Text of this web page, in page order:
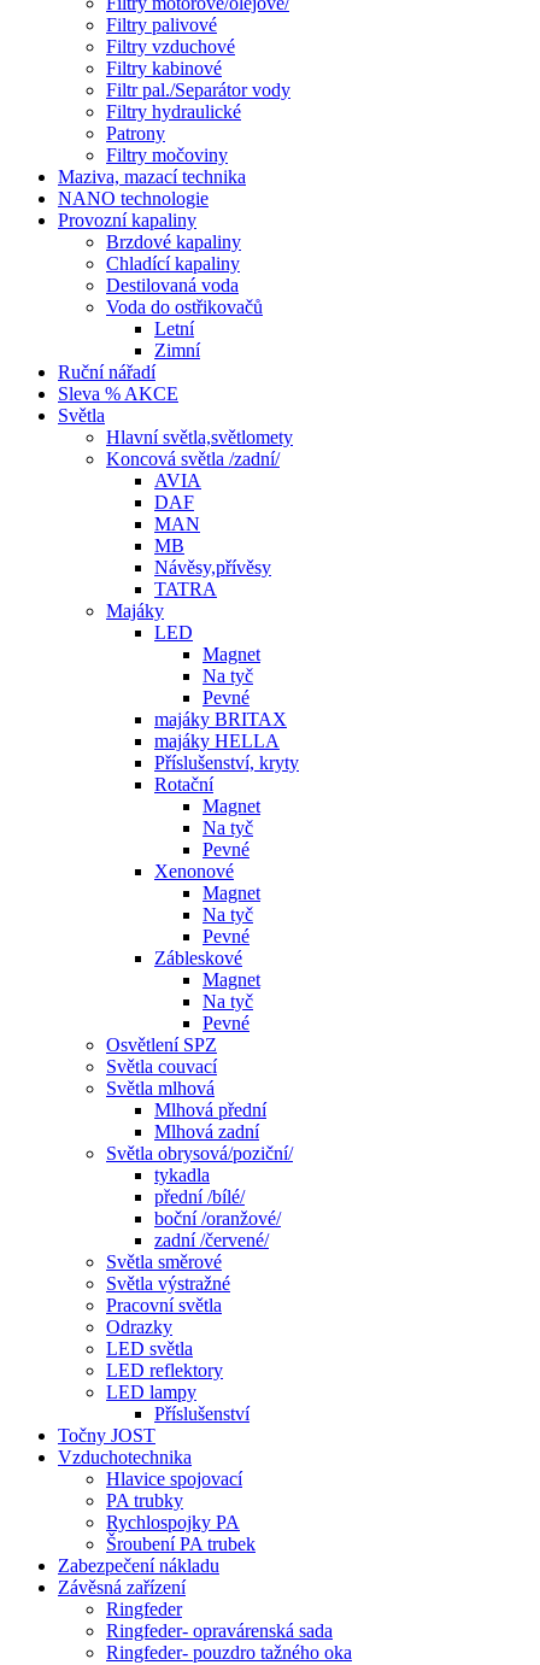
Filtry palivové
Filtry vzduchové
Filtry kabinové
Filtr pal./Separátor vody
Filtry hydraulické
Patrony
Filtry močoviny
Maziva, mazací technika
NANO technologie
Provozní kapaliny
Brzdové kapaliny
Chladící kapaliny
Destilovaná voda
Voda do ostřikovačů
Letní
Zimní
Ruční nářadí
Sleva % AKCE
Světla
Hlavní světla,světlomety
Koncová světla /zadní/
AVIA
DAF
MAN
MB
Návěsy,přívěsy
TATRA
Majáky
LED
Magnet
Na tyč
Pevné
majáky BRITAX
majáky HELLA
Příslušenství, kryty
Rotační
Magnet
Na tyč
Pevné
Xenonové
Magnet
Na tyč
Pevné
Zábleskové
Magnet
Na tyč
Pevné
Osvětlení SPZ
Světla couvací
Světla mlhová
Mlhová přední
Mlhová zadní
Světla obrysová/poziční/
tykadla
přední /bílé/
boční /oranžové/
zadní /červené/
Světla směrové
Světla výstražné
Pracovní světla
Odrazky
LED světla
LED reflektory
LED lampy
Příslušenství
Točny JOST
Vzduchotechnika
Hlavice spojovací
PA trubky
Rychlospojky PA
Šroubení PA trubek
Zabezpečení nákladu
Závěsná zařízení
Ringfeder
Ringfeder- opravárenská sada
Ringfeder- pouzdro tažného oka